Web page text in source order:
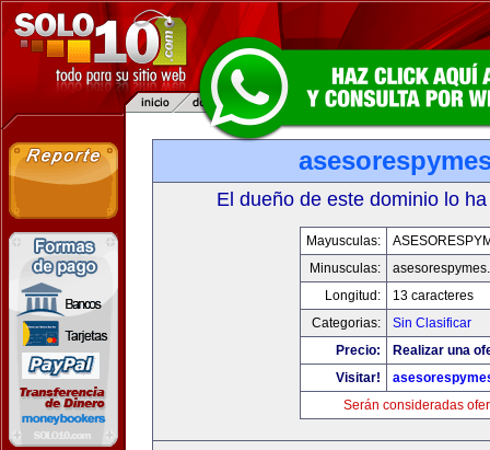
El dueño de este dominio lo
Mayusculas:
Minusculas:
Longitud:
13 caracteres
Categorias:
Sin Clasificar
Precio:
Realizar una
Visitar!
Serán consideradas